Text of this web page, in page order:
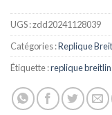
UGS :zdd20241128039
Catégories :Replique
Étiquette :replique